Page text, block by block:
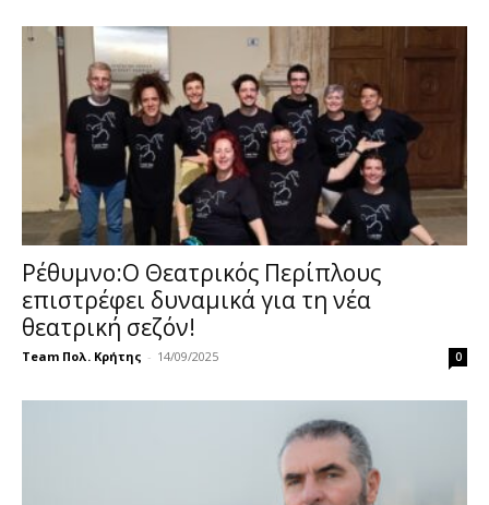
Ρέθυμνο:Ο Θεατρικός Περίπλους
επιστρέφει δυναμικά για τη νέα
θεατρική σεζόν!
Team Πολ. Κρήτης - 14/09/2025 0